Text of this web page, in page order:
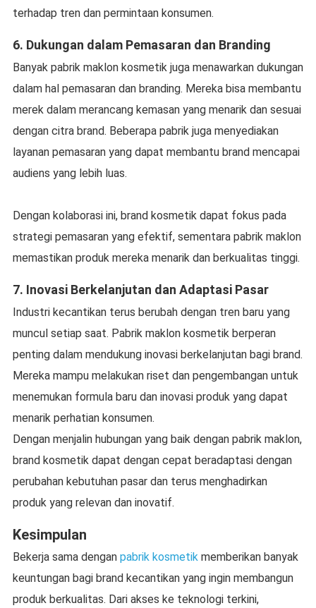
terhadap tren dan permintaan konsumen.
6. Dukungan dalam Pemasaran dan Branding
Banyak pabrik maklon kosmetik juga menawarkan dukungan
dalam hal pemasaran dan branding. Mereka bisa membantu
merek dalam merancang kemasan yang menarik dan sesuai
dengan citra brand. Beberapa pabrik juga menyediakan
layanan pemasaran yang dapat membantu brand mencapai
audiens yang lebih luas.
Dengan kolaborasi ini, brand kosmetik dapat fokus pada
strategi pemasaran yang efektif, sementara pabrik maklon
memastikan produk mereka menarik dan berkualitas tinggi.
7. Inovasi Berkelanjutan dan Adaptasi Pasar
Industri kecantikan terus berubah dengan tren baru yang
muncul setiap saat. Pabrik maklon kosmetik berperan
penting dalam mendukung inovasi berkelanjutan bagi brand.
Mereka mampu melakukan riset dan pengembangan untuk
menemukan formula baru dan inovasi produk yang dapat
menarik perhatian konsumen.
Dengan menjalin hubungan yang baik dengan pabrik maklon,
brand kosmetik dapat dengan cepat beradaptasi dengan
perubahan kebutuhan pasar dan terus menghadirkan
produk yang relevan dan inovatif.
Kesimpulan
Bekerja sama dengan pabrik kosmetikmemberikan banyak
keuntungan bagi brand kecantikan yang ingin membangun
produk berkualitas. Dari akses ke teknologi terkini,